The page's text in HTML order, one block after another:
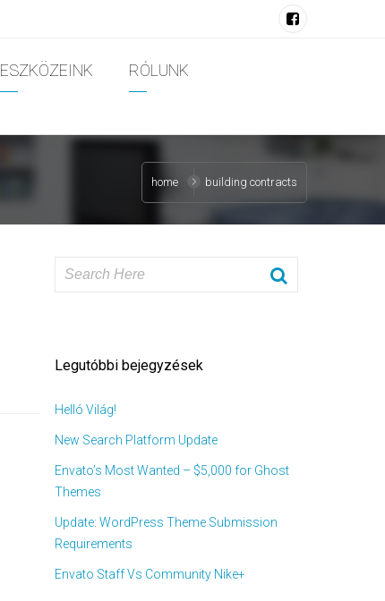
ESZKÖZEINK RÓLUNK
home building contracts
Legutóbbi bejegyzések
Helló Világ!
New Search Platform Update
Envato’s Most Wanted – $5,000 for Ghost
Themes
Update: WordPress Theme Submission
Requirements
Envato Staff Vs Community Nike+